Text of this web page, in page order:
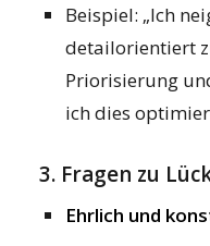
Beispiel: „Ich
detailorientiert
Priorisierung
ich dies
3. Fragen zu
Ehrlich und